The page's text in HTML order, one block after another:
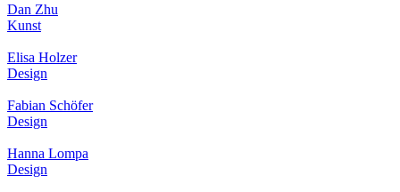
Dan Zhu
Kunst
Elisa Holzer
Design
Fabian Schöfer
Design
Hanna Lompa
Design